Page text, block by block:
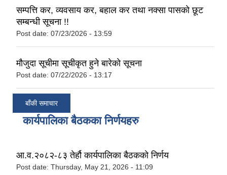
सम्पत्ति कर, व्यवसाय कर, बहाल कर तथा नक्सा पासकाे छूट
सम्बन्धी सूचना !!
Post date: 07/23/2026 - 13:59
मौजुदा सूचीमा सूचीकृत हुने बारेको सूचना
Post date: 07/22/2026 - 13:17
बाँकी समाचार
कार्यपालिका बैठकका निर्णयहरु
आ.व.२०८२-८३ तेर्हौ कार्यपालिका बैठकको निर्णय
Post date: Thursday, May 21, 2026 - 11:09